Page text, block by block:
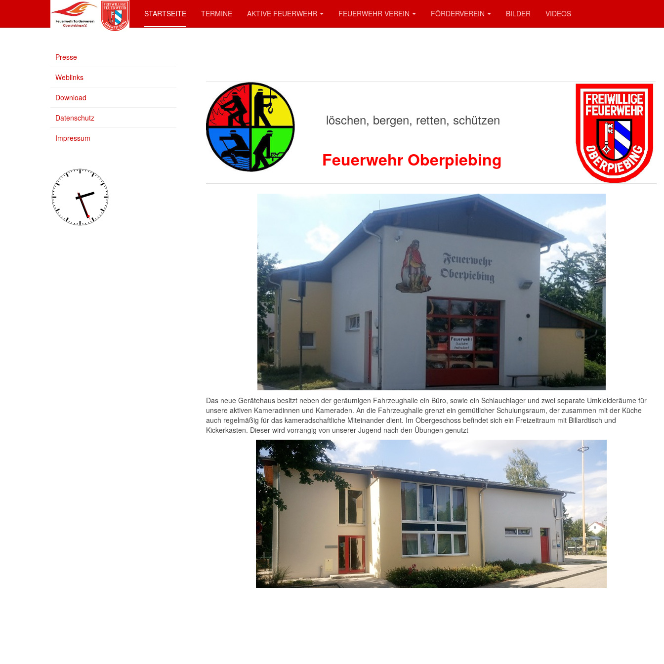
STARTSEITE TERMINE AKTIVE FEUERWEHR FEUERWEHR VEREIN FÖRDERVEREIN BILDER VIDEOS
löschen, bergen, retten, schützen
Feuerwehr Oberpiebing
Das neue Gerätehaus besitzt neben der geräumigen Fahrzeughalle ein Büro, sowie ein Schlauchlager und zwei separate Umkleideräume für
unsere aktiven Kameradinnen und Kameraden. An die Fahrzeughalle grenzt ein gemütlicher Schulungsraum, der zusammen mit der Küche
auch regelmäßig für das kameradschaftliche Miteinander dient. Im Obergeschoss befindet sich ein Freizeitraum mit Billardtisch und
Kickerkasten. Dieser wird vorrangig von unserer Jugend nach den Übungen genutzt
Presse
Weblinks
Download
Datenschutz
Impressum